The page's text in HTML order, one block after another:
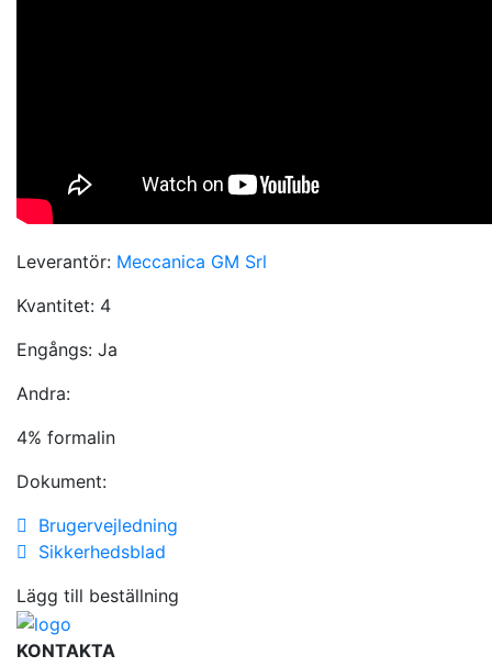
Leverantör: Meccanica GM Srl
Kvantitet: 4
Engångs: Ja
Andra:
4% formalin
Dokument:
Brugervejledning
Sikkerhedsblad
Lägg till beställning
KONTAKTA